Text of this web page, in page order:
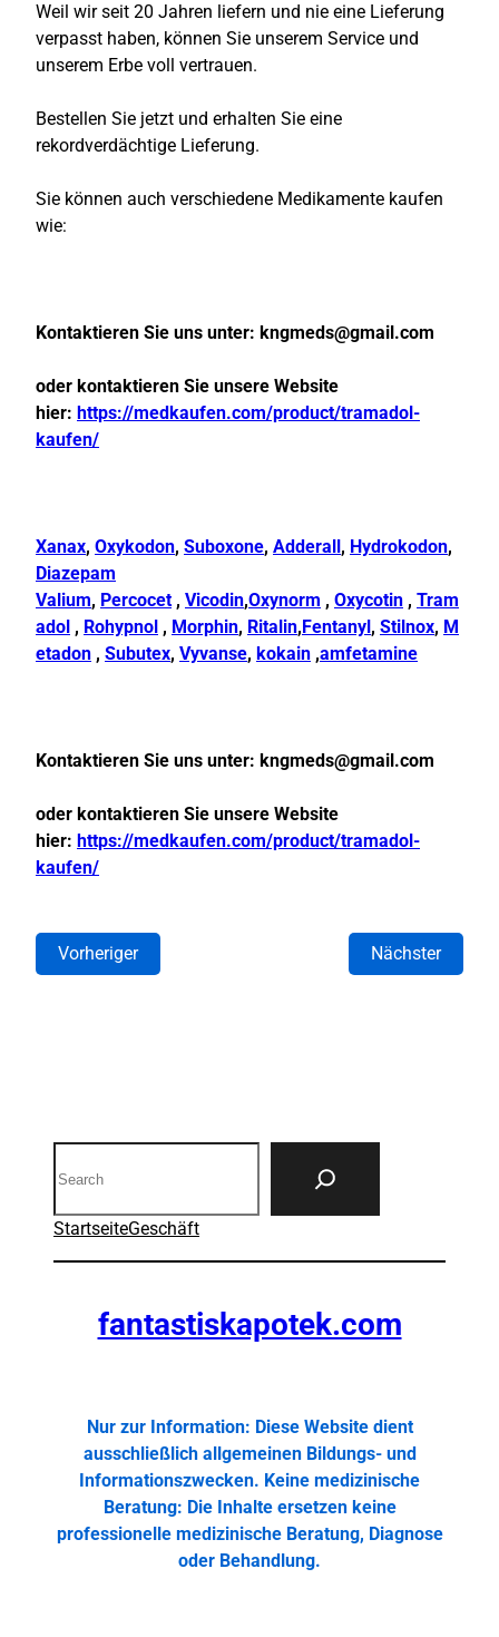
Weil wir seit 20 Jahren liefern und nie eine Lieferung
verpasst haben, können Sie unserem Service und
unserem Erbe voll vertrauen.
Bestellen Sie jetzt und erhalten Sie eine
rekordverdächtige Lieferung.
Sie können auch verschiedene Medikamente kaufen
wie:
Kontaktieren Sie uns unter: kngmeds@gmail.com
oder kontaktieren Sie unsere Website
hier: https://medkaufen.com/product/tramadol-
kaufen/
Xanax, Oxykodon, Suboxone, Adderall , Hydrokodon,
Diazepam
Valium, Percocet, Vicodin,Oxynorm , Oxycotin , Tram
adol , Rohypnol , Morphin, Ritalin, Fentanyl , Stilnox, M
etadon , Subutex, Vyvanse, kokain ,amfetamine
Kontaktieren Sie uns unter: kngmeds@gmail.com
oder kontaktieren Sie unsere Website
hier: https://medkaufen.com/product/tramadol-
kaufen/
Vorheriger Nächster
StartseiteGeschäft
fantastiskapotek.com
Nur zur Information: Diese Website dient
ausschließlich allgemeinen Bildungs- und
Informationszwecken. Keine medizinische
Beratung: Die Inhalte ersetzen keine
professionelle medizinische Beratung, Diagnose
oder Behandlung.